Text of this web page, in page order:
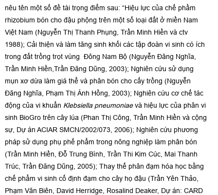
nêu tên một số đề tài trọng điểm sau: “Hiệu lực của chế phầm
rhizobium bón cho đậu phộng trên một số loại đất ở miền Nam
Việt Nam (Nguyễn Thị Thanh Phụng, Trần Minh Hiền và ctv
1988); Cải thiện và làm tăng sinh khối các tập đoàn vi sinh có ích
trong đất trồng trọt vùng Đông Nam Bộ (Nguyễn Đăng Nghĩa,
Trần Minh Hiền,Trần Đăng Dũng, 2003); Nghiên cứu sử dụng
mụn xơ dừa làm giá thể và phân bón cho cấy trồng (Nguyễn
Đăng Nghĩa, Phạm Thị Ánh Hồng, 2003); Nghiên cứu cơ chế tác
động của vi khuẩn Klebsiella pneumoniaevà hiệu lực của phân vi
sinh BioGro trên cây lúa (Phan Thị Công, Trần Minh Hiền và cộng
sự, Dự án ACIAR SMCN/2002/073, 2006); Nghiên cứu phương
pháp sử dụng phụ phế phẩm trong nông nghiệp làm phân bón
(Trần Minh Hiền, Đỗ Trung Bình, Trần Thi Kim Cúc, Mai Thanh
Trúc, Trần Đăng Dũng, 2005); Thay thế phân đạm hóa học bằng
chế phẩm vi sinh cố định đạm cho cây họ đậu (Trần Yên Thảo,
Phạm Văn Biên, David Herridge, Rosalind Deaker, Dự án: CARD